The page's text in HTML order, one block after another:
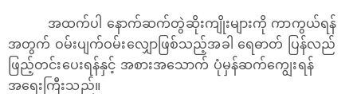
အထက်ပါ နောက်ဆက်တွဲဆိုးကျိုးများကို ကာကွယ်ရန်
အတွက် ဝမ်းပျက်ဝမ်းလျှောဖြစ်သည့်အခါ ရေဓာတ် ပြန်လည်
ဖြည့်တင်းပေးရန်နှင့် အစားအသောက် ပုံမှန်ဆက်ကျွေးရန်
အရေးကြီးသည်။